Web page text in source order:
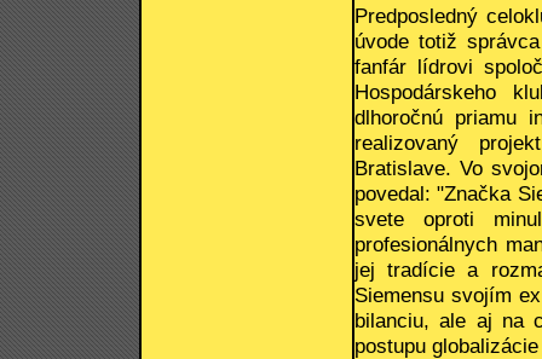
Predposledný
úvode totiž
fanfár lídrovi
Hospodárskeho
dlhoročnú priamu
realizovaný
Bratislave. Vo
povedal: "Značka
svete oproti
profesionálnych
jej tradície a
Siemensu svojím
bilanciu, ale aj na
postupu